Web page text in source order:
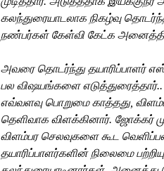
கலந்துரையாடலாக நிகழ்வு
நண்பர்கள் கேள்வி கேட்க
அவரை தொடர்ந்து தயாரிப்பாளர்
பல விஷயங்களை
எவ்வளவு பொறுமை காத்தது,
தெளிவாக விளக்கினார். ஜோக்கர்
விளம்பர செலவுகளை கூட
தயாரிப்பாளர்களின் நிலைமை